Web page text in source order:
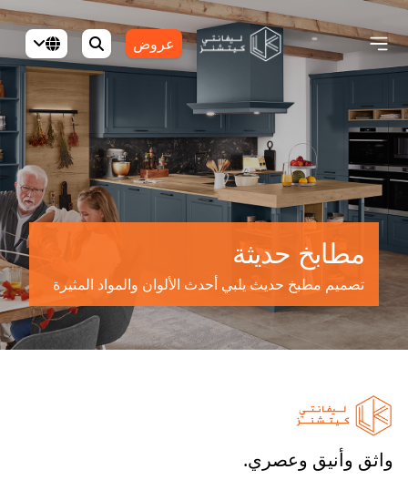
عروض
مطابخ حديثة
تصميم مطبخ حديث يلبي أحدث الألوان والمواد المثيرة
واثق وأنيق وعصري.